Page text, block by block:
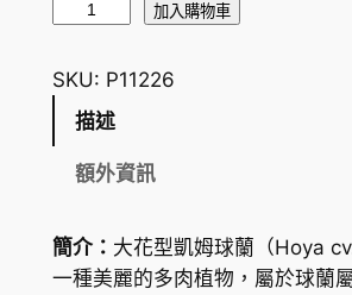
型
凱
o
加入購物車
SKU: P11226
描述
額外資訊
簡介： 大花型凱姆球蘭（Hoya
一種美麗的多肉植物，屬於球蘭